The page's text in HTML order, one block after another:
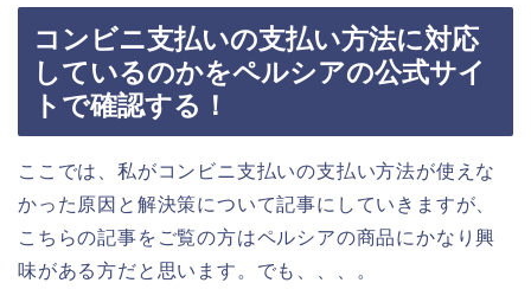
コンビニ支払いの支払い方法に対応
しているのかをペルシアの公式サイ
トで確認する！
ここでは、私がコンビニ支払いの支払い方法が使えな
かった原因と解決策について記事にしていきますが、
こちらの記事をご覧の方はペルシアの商品にかなり興
味がある方だと思います。でも、、、。